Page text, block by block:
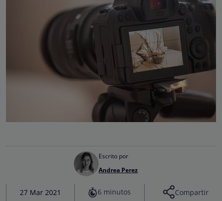
Escrito por
Andrea Perez
27 Mar 2021 6 minutos Compartir